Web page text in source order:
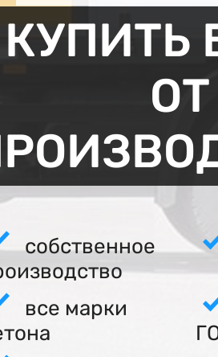
КУПИТЬ
ОТ
собственное
все марки